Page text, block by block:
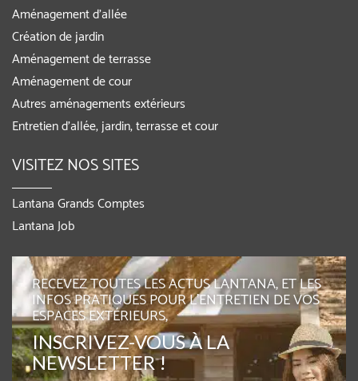
Aménagement d’allée
Création de jardin
Aménagement de terrasse
Aménagement de cour
Autres aménagements extérieurs
Entretien d’allée, jardin, terrasse et cour
VISITEZ NOS SITES
Lantana Grands Comptes
Lantana Job
RECEVEZ TOUTES LES ACTUS LANTANA, ET LES
INFOS PRATIQUES POUR L'ENTRETIEN DE VOS
ESPACES EXTÉRIEURS,
INSCRIVEZ-VOUS À LA
NEWSLETTER !